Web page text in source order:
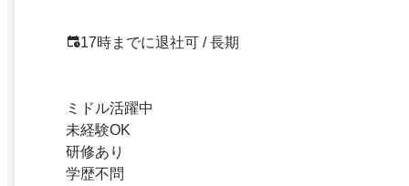
17時までに退社可 / 長期
ミドル活躍中
未経験OK
研修あり
学歴不問